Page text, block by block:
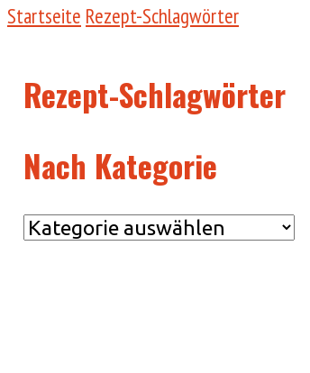
Startseite Rezept-Schlagwörter
Rezept-Schlagwörter
Nach Kategorie
Nach